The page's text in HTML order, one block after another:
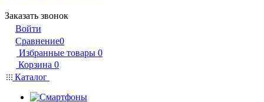
Заказать звонок
Войти
Сравнение0
Избранные товары 0
Корзина 0
Каталог